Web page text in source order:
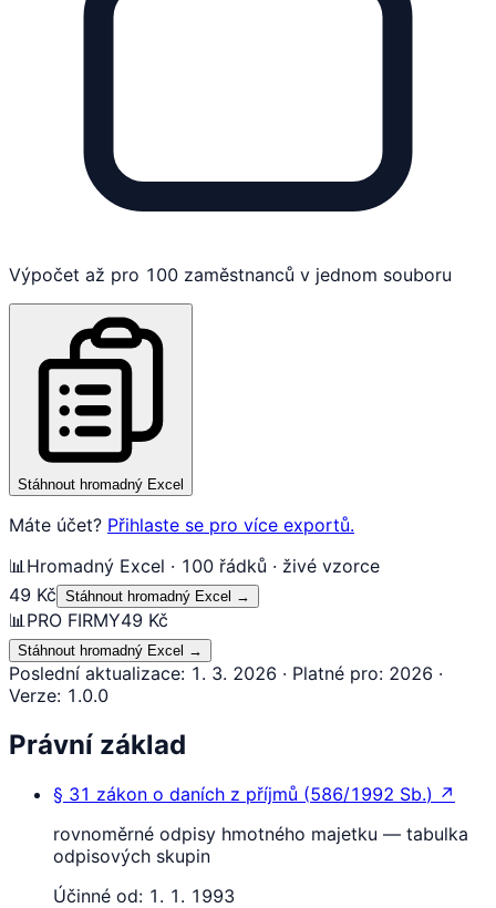
Výpočet až pro 100 zaměstnanců v jednom souboru
Stáhnout hromadný Excel
Máte účet? Přihlaste se pro více exportů.
📊 Hromadný Excel · 100 řádků · živé vzorce
49 Kč Stáhnout hromadný Excel →
📊 PRO FIRMY49 Kč
Stáhnout hromadný Excel →
Poslední aktualizace: 1. 3. 2026 · Platné pro: 2026 ·
Verze: 1.0.0
Právní základ
§ 31 zákon o daních z příjmů (586/1992 Sb.) ↗
rovnoměrné odpisy hmotného majetku — tabulka
odpisových skupin
Účinné od: 1. 1. 1993